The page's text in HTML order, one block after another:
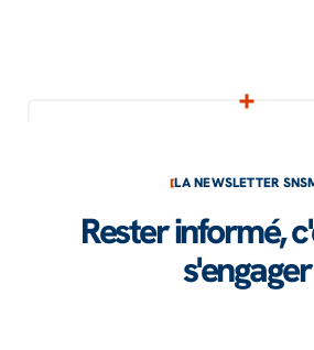
LA NEWSLETTER
Rester informé,
s'engager